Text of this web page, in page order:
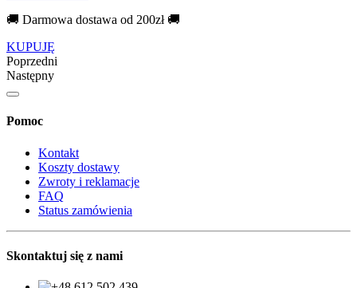
🚚 Darmowa dostawa od 200zł 🚚
KUPUJĘ
Poprzedni
Następny
Pomoc
Kontakt
Koszty dostawy
Zwroty i reklamacje
FAQ
Status zamówienia
Skontaktuj się z nami